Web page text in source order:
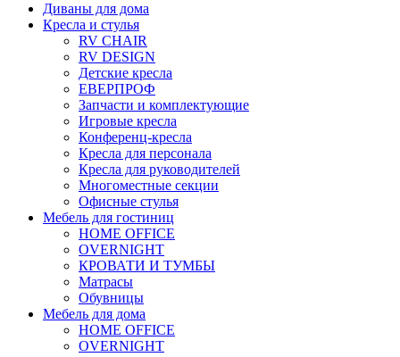
Диваны для дома
Кресла и стулья
RV CHAIR
RV DESIGN
Детские кресла
ЕВЕРПРОФ
Запчасти и комплектующие
Игровые кресла
Конференц-кресла
Кресла для персонала
Кресла для руководителей
Многоместные секции
Офисные стулья
Мебель для гостиниц
HOME OFFICE
OVERNIGHT
КРОВАТИ И ТУМБЫ
Матрасы
Обувницы
Мебель для дома
HOME OFFICE
OVERNIGHT